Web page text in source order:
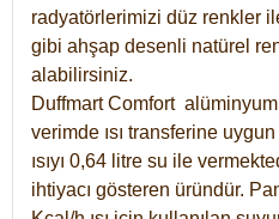
radyatörlerimizi düz renkler
gibi ahşap desenli natürel
alabilirsiniz.
Duffmart Comfort
verimde ısı transferine
ısıyı 0,64 litre su ile
ihtiyacı gösteren üründür.